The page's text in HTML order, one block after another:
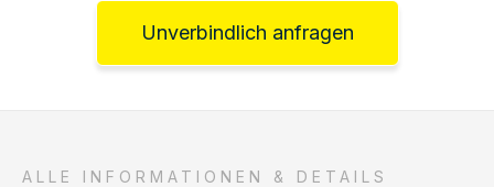
Unverbindlich anfragen
ALLE INFORMATIONEN & DETAILS